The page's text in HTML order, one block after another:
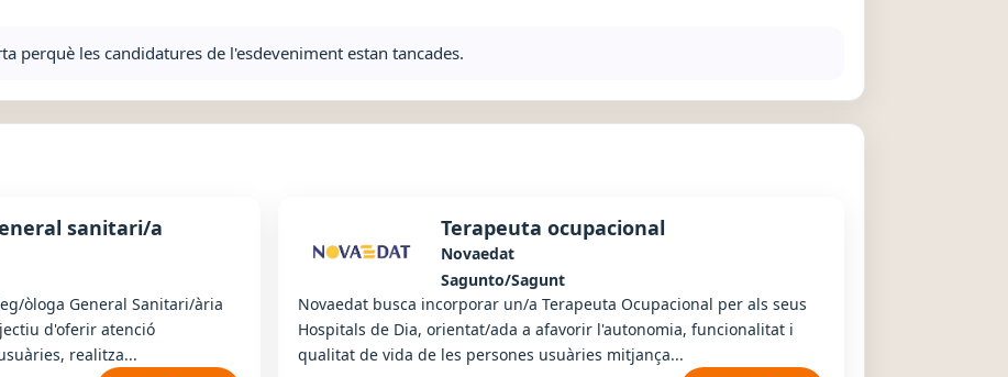
perquè les candidatures de l'esdeveniment estan tancades.
sanitari/a
òloga General Sanitari/ària
d'oferir atenció
realitza...
Terapeuta ocupacional
Novaedat
Sagunto/Sagunt
Novaedat busca incorporar un/a Terapeuta Ocupacional per als seus
Hospitals de Dia, orientat/ada a afavorir l'autonomia, funcionalitat i
qualitat de vida de les persones usuàries mitjança...